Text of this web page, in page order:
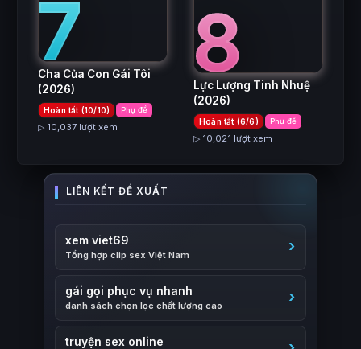
7
Cha Của Con Gái Tôi
(2026)
Hoàn tất (10/10) Phụ đề
▷ 10,037 lượt xem
8
Lực Lượng Tinh Nhuệ
(2026)
Hoàn tất (6/6) Phụ đề
▷ 10,021 lượt xem
xem viet69
Tổng hợp clip sex Việt Nam
gái gọi phục vụ nhanh
danh sách chọn lọc chất lượng cao
truyện sex online